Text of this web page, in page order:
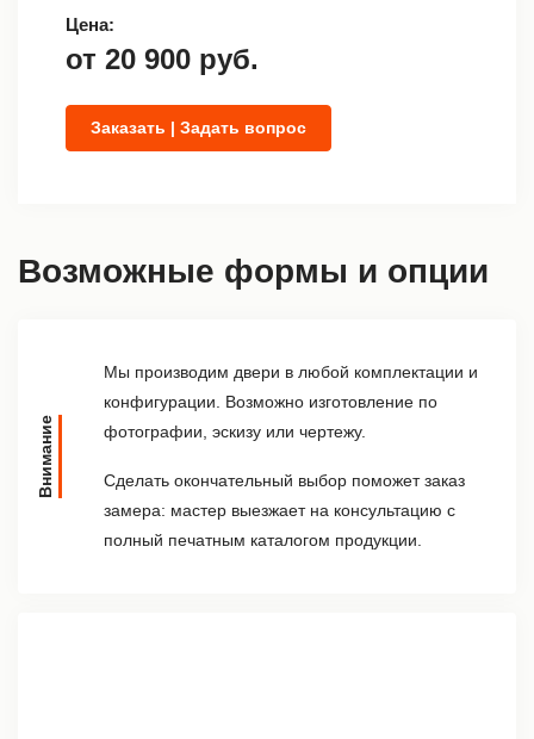
Цена:
от 20 900 руб.
Заказать | Задать вопрос
Возможные формы и опции
Внимание
Мы производим двери в любой комплектации и
конфигурации. Возможно изготовление по
фотографии, эскизу или чертежу.
Сделать окончательный выбор поможет заказ
замера: мастер выезжает на консультацию с
полный печатным каталогом продукции.